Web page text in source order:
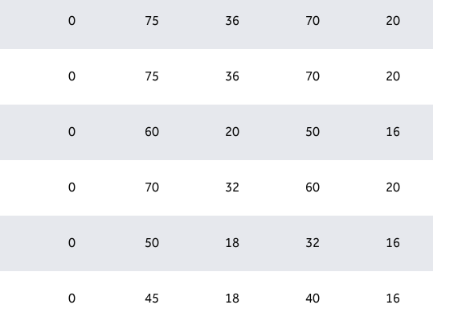
0 75 36 70 20
0 75 36 70 20
0 60 20 50 16
0 70 32 60 20
0 50 18 32 16
0 45 18 40 16